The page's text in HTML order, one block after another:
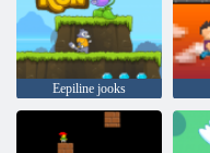
Eepiline jooks